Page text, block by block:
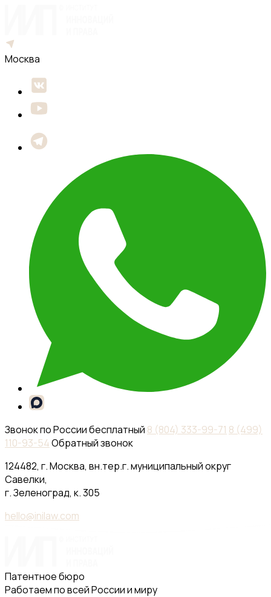
Москва
Звонок по России бесплатный 8 (804) 333-99-71 8 (499)
110-93-54Обратный звонок
124482, г. Москва, вн.тер.г. муниципальный округ
Савелки,
г. Зеленоград, к. 305
hello@inilaw.com
Патентное бюро
Работаем по всей России и миру